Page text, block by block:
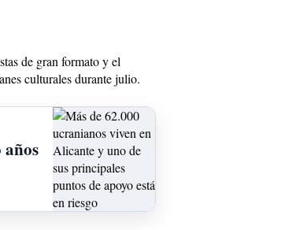
de gran formato y el
culturales durante julio.